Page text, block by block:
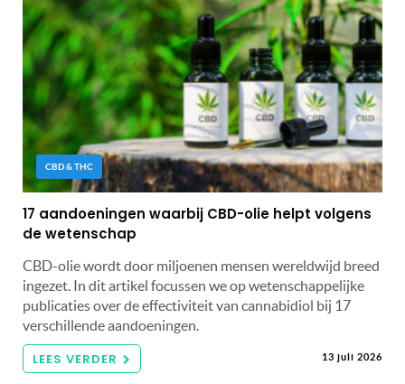
CBD & THC
17 aandoeningen waarbij CBD-olie helpt volgens
de wetenschap
CBD-olie wordt door miljoenen mensen wereldwijd breed
ingezet. In dit artikel focussen we op wetenschappelijke
publicaties over de effectiviteit van cannabidiol bij 17
verschillende aandoeningen.
LEES VERDER 13 juli 2026